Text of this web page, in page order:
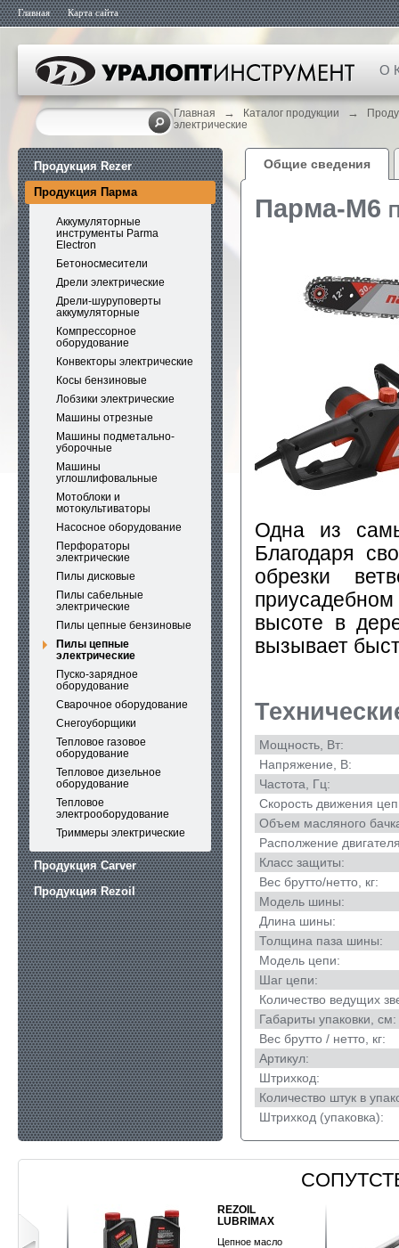
Главная Карта сайта
О
Главная → Каталог продукции →
электрические
Продукция Rezer
Продукция Парма
Аккумуляторные
инструменты Parma
Electron
Бетоносмесители
Дрели электрические
Дрели-шуруповерты
аккумуляторные
Компрессорное
оборудование
Конвекторы электрические
Косы бензиновые
Лобзики электрические
Машины отрезные
Машины подметально-
уборочные
Машины
углошлифовальные
Мотоблоки и
мотокультиваторы
Насосное оборудование
Перфораторы
электрические
Пилы дисковые
Пилы сабельные
электрические
Пилы цепные бензиновые
Пилы цепные
электрические
Пуско-зарядное
оборудование
Сварочное оборудование
Снегоуборщики
Тепловое газовое
оборудование
Тепловое дизельное
оборудование
Тепловое
электрооборудование
Триммеры электрические
Продукция Carver
Продукция Rezoil
Общие сведения
Парма-М6
Одна из
Благодаря
обрезки
высоте в
вызывает
Мощность, Вт:
Напряжение, В:
Частота, Гц:
Скорость движения
Объем масляного
Располжение
Класс защиты:
Вес брутто/нетто, кг:
Модель шины:
Длина шины:
Толщина паза шины:
Модель цепи:
Шаг цепи:
Количество ведущих
Габариты упаковки, см:
Вес брутто / нетто, кг:
Артикул:
Штрихкод:
Количество штук в
Штрихкод (упаковка):
REZOIL
LUBRIMAX
Цепное масло